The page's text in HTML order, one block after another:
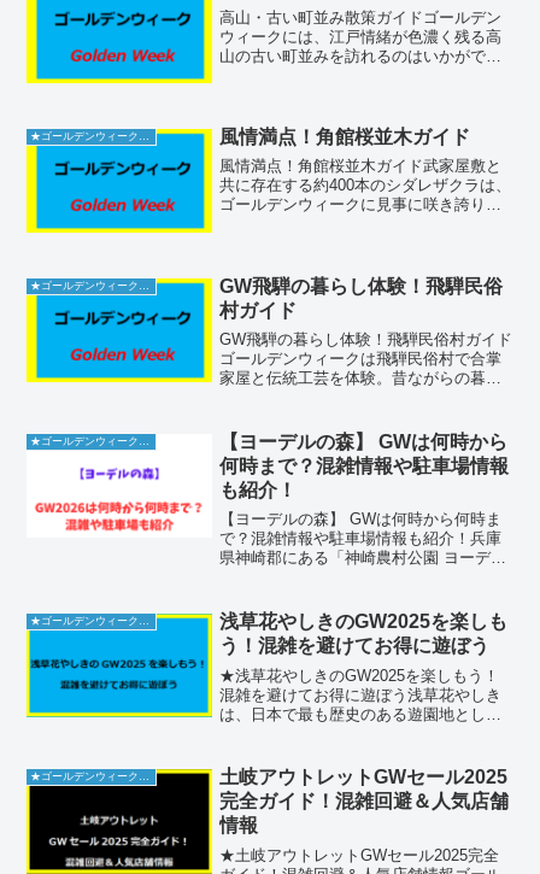
高山・古い町並み散策ガイドゴールデン
ウィークには、江戸情緒が色濃く残る高
山の古い町並みを訪れるのはいかがでし
所について高山の古い町並...
風情満点！角館桜並木ガイド
風情満点！角館桜並木ガイド武家屋敷と
共に存在する約400本のシダレザクラは、
ゴールデンウィークに見事に咲き誇り、
トします。場所はどこ...
GW飛騨の暮らし体験！飛騨民俗
村ガイド
GW飛騨の暮らし体験！飛騨民俗村ガイド
ゴールデンウィークは飛騨民俗村で合掌
家屋と伝統工芸を体験。昔ながらの暮ら
俗村、またの名を飛騨の里は、岐阜県高
山市上岡本町に位置して...
【ヨーデルの森】 GWは何時から
何時まで？混雑情報や駐車場情報
も紹介！
【ヨーデルの森】 GWは何時から何時ま
で？混雑情報や駐車場情報も紹介！兵庫
県神崎郡にある「神崎農村公園 ヨーデル
を体験できる、トレンドの「農村型レジ
ャー」を体現したスポ...
★ゴールデンウィーク2026
浅草花やしきのGW2025を楽しも
う！混雑を避けてお得に遊ぼう
★浅草花やしきのGW2025を楽しもう！
混雑を避けてお得に遊ぼう浅草花やしき
は、日本で最も歴史のある遊園地として
前の準備をすれば快適に楽しむことがで
きます。本記事では、...
★ゴールデンウィーク2026
土岐アウトレットGWセール2025
完全ガイド！混雑回避＆人気店舗
情報
★土岐アウトレットGWセール2025完全